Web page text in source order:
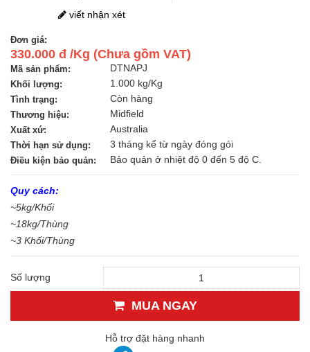
viết nhận xét
Đơn giá:
330.000 đ /Kg (Chưa gồm VAT)
Mã sản phẩm: DTNAPJ
Khối lượng: 1.000 kg/Kg
Tình trạng: Còn hàng
Thương hiệu: Midfield
Xuất xứ: Australia
Thời hạn sử dụng: 3 tháng kể từ ngày đóng gói
Điều kiện bảo quản: Bảo quản ở nhiệt độ 0 đến 5 độ C.
Quy cách:
~5kg/Khối
~18kg/Thùng
~3 Khối/Thùng
Số lượng
MUA NGAY
Hỗ trợ đặt hàng nhanh